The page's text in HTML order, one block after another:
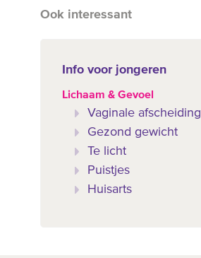
Ook interessant
Info voor jongeren
Lichaam & Gevoel
Vaginale afscheiding
Gezond gewicht
Te licht
Puistjes
Huisarts